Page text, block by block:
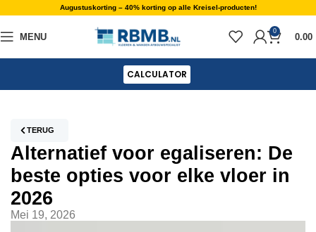
Augustuskorting – 40% korting op alle Kreisel-producten!
MENU
0
0.00
CALCULATOR
TERUG
Alternatief voor egaliseren: De
beste opties voor elke vloer in
2026
Mei 19, 2026